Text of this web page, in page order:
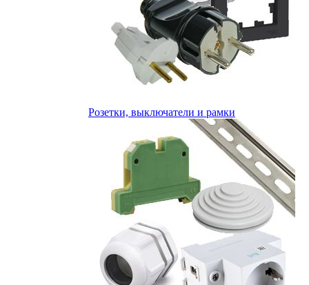
Розетки, выключатели и рамки